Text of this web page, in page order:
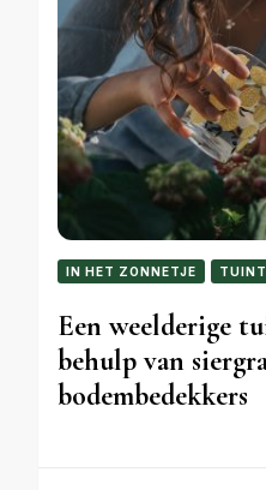
IN HET ZONNETJE
Een weelderige
behulp van
bodembedekkers